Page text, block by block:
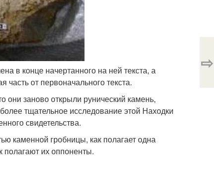
в конце начертанного на ней текста, а
от первоначального текста.
они заново открыли рунический камень,
тщательное исследование этой Находки
свидетельства.
каменной гробницы, как полагает одна
полагают их оппоненты.
⇨